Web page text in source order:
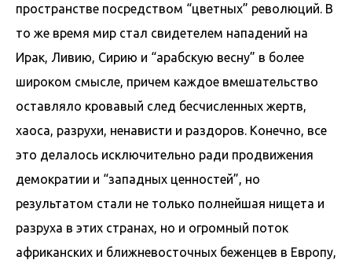
пространстве посредством “цветных” революций. В
то же время мир стал свидетелем нападений на
Ирак, Ливию, Сирию и “арабскую весну” в более
широком смысле, причем каждое вмешательство
оставляло кровавый след бесчисленных жертв,
хаоса, разрухи, ненависти и раздоров. Конечно, все
это делалось исключительно ради продвижения
демократии и “западных ценностей”, но
результатом стали не только полнейшая нищета и
разруха в этих странах, но и огромный поток
африканских и ближневосточных беженцев в Европу,